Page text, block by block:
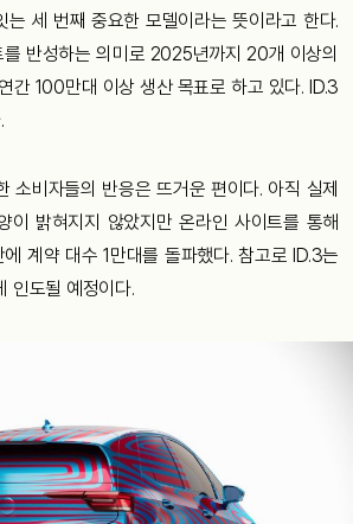
는 세 번째 중요한 모델이라는 뜻이라고 한다.
반성하는 의미로 2025년까지 20개 이상의
간 100만대 이상 생산 목표로 하고 있다. ID.3
소비자들의 반응은 뜨거운 편이다. 아직 실제
이 밝혀지지 않았지만 온라인 사이트를 통해
계약 대수 1만대를 돌파했다. 참고로 ID.3는
인도될 예정이다.